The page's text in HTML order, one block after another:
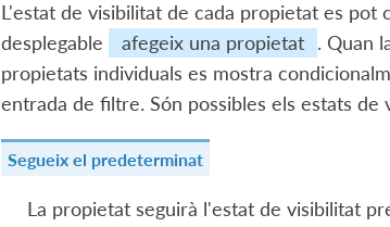
L'estat de visibilitat de cada propietat es pot
desplegable
afegeix una propietat
. Quan
propietats individuals es mostra
entrada de filtre. Són possibles els estats de
Segueix el predeterminat
La propietat seguirà l'estat de visibilitat